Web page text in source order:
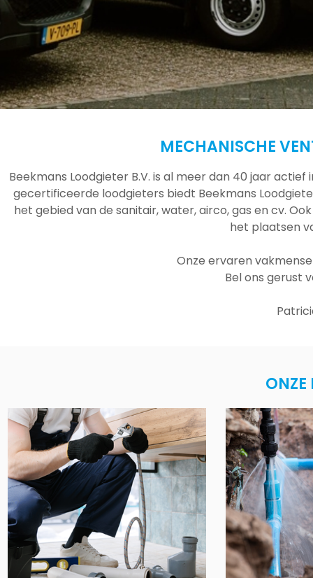
MECHANISCHE
Beekmans Loodgieter B.V. is al meer dan 40 jaar
gecertificeerde loodgieters biedt Beekmans
het gebied van de sanitair, water, airco, gas en cv.
het plaatsen
Onze ervaren
Bel ons gerust
ONZE